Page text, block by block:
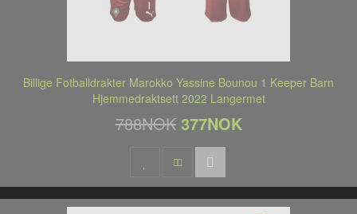
Billige Fotballdrakter Marokko Yassine Bounou 1 Keeper Barn
Hjemmedraktsett 2022 Langermet
788NOK 377NOK